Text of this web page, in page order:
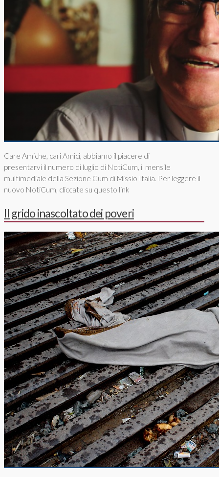
Care Amiche, cari Amici, abbiamo il piacere di
presentarvi il numero di luglio di NotiCum, il mensile
multimediale della Sezione Cum di Missio Italia. Per leggere il
nuovo NotiCum, cliccate su questo link
Il grido inascoltato dei poveri